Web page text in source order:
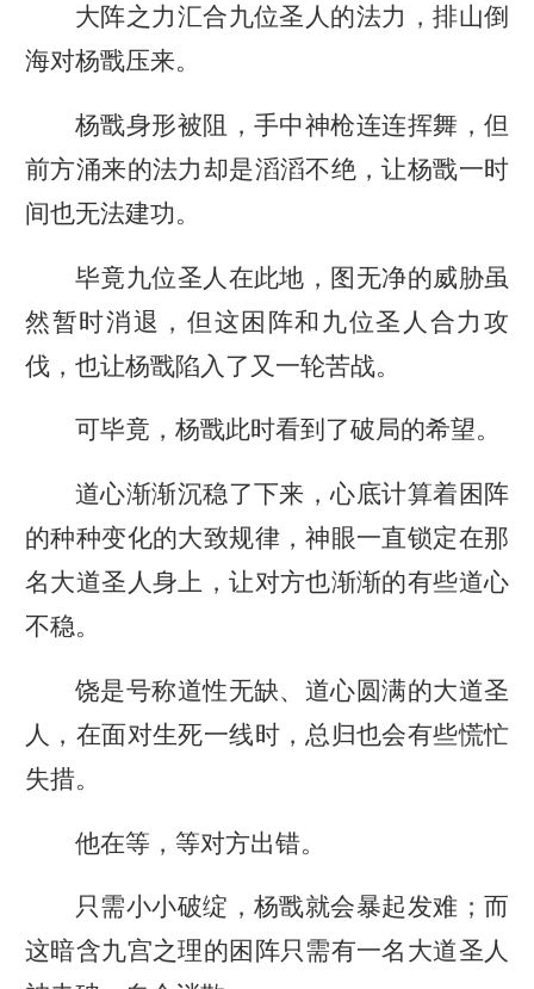
大阵之力汇合九位圣人的法力，排山倒
海对杨戬压来。
杨戬身形被阻，手中神枪连连挥舞，但
前方涌来的法力却是滔滔不绝，让杨戬一时
间也无法建功。
毕竟九位圣人在此地，图无净的威胁虽
然暂时消退，但这困阵和九位圣人合力攻
伐，也让杨戬陷入了又一轮苦战。
可毕竟，杨戬此时看到了破局的希望。
道心渐渐沉稳了下来，心底计算着困阵
的种种变化的大致规律，神眼一直锁定在那
名大道圣人身上，让对方也渐渐的有些道心
不稳。
饶是号称道性无缺、道心圆满的大道圣
人，在面对生死一线时，总归也会有些慌忙
失措。
他在等，等对方出错。
只需小小破绽，杨戬就会暴起发难；而
这暗含九宫之理的困阵只需有一名大道圣人